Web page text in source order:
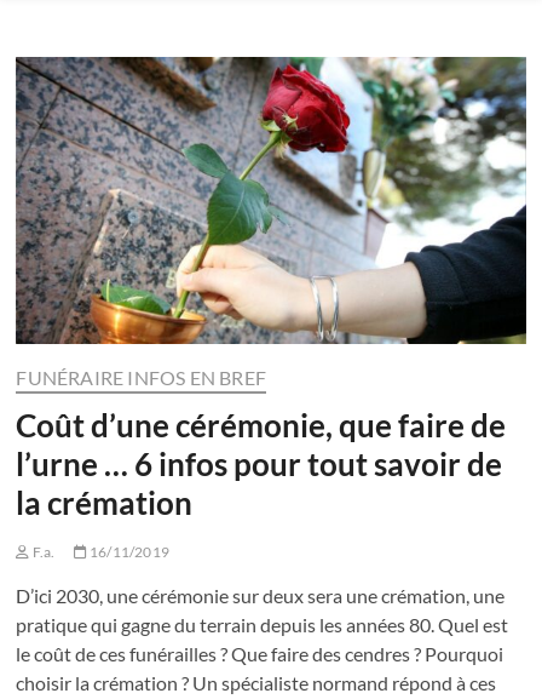
FUNÉRAIRE INFOS EN BREF
Coût d’une cérémonie, que faire de
l’urne … 6 infos pour tout savoir de
la crémation
F.a. 16/11/2019
D’ici 2030, une cérémonie sur deux sera une crémation, une
pratique qui gagne du terrain depuis les années 80. Quel est
le coût de ces funérailles ? Que faire des cendres ? Pourquoi
choisir la crémation ? Un spécialiste normand répond à ces